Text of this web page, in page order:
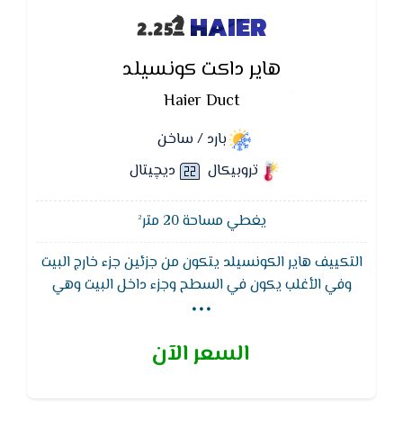
HAIER
هاير داكت كونسيلد
Haier Duct
بارد / ساخن
تروبيكال
ديچيتال
يغطي مساحة 20 متر²
التكييف هاير الكونسيلد يتكون من جزئين جزء خارج البيت
وفي الأغلب يكون في السطح وجزء داخل البيت وهي
مراوح الدفع وتكون في الغالب مخفية في السقف
التوزيع عن طريق ( مجاري هواء ) ومميزات التكييف
...
السعر الآن